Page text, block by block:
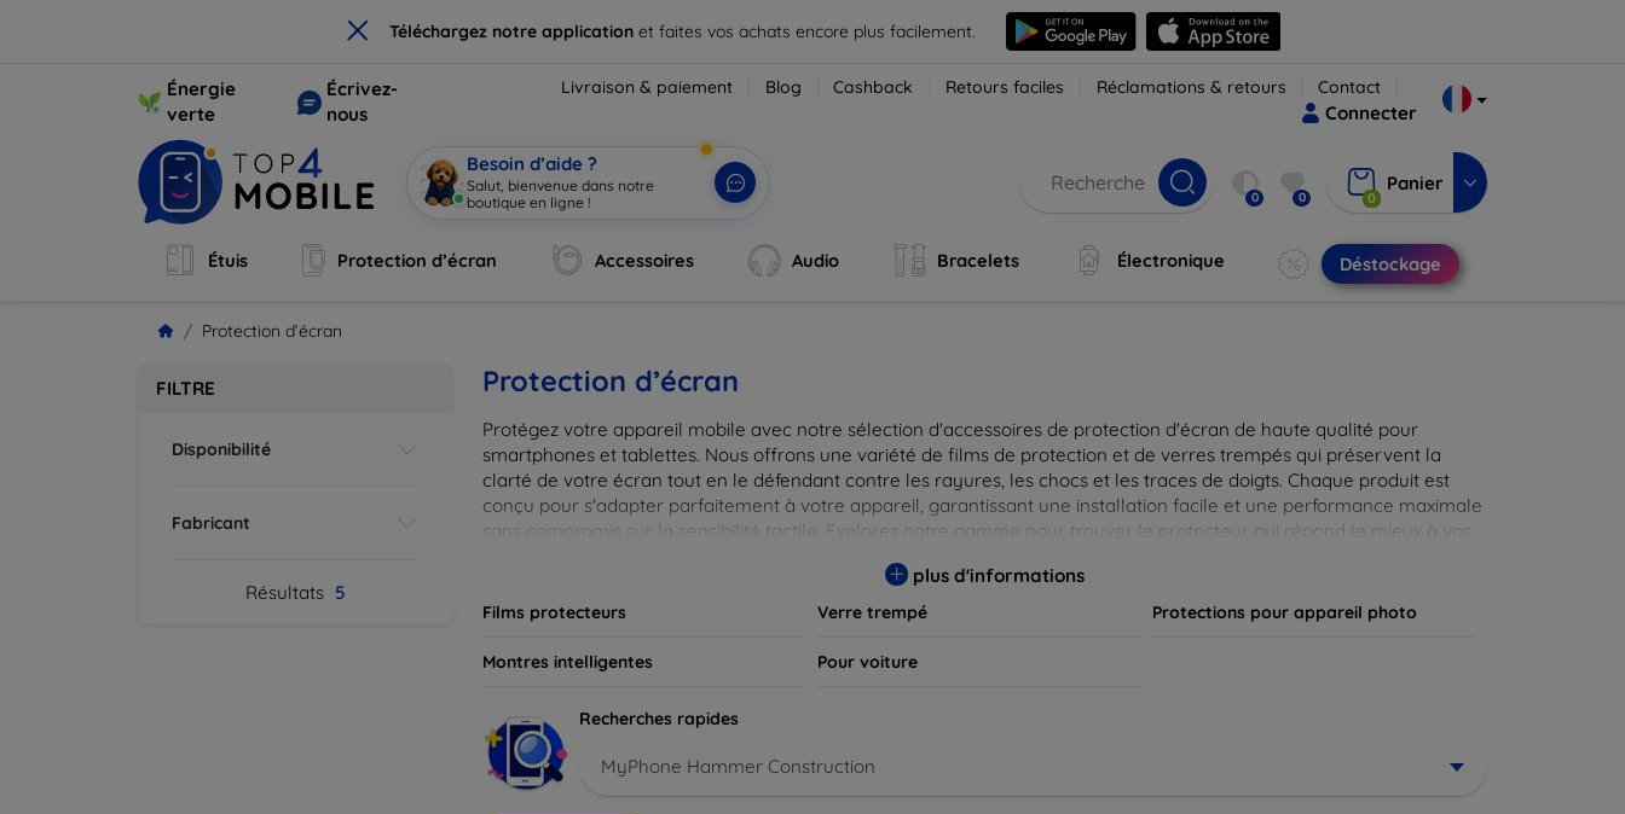
× Téléchargez notre application et faites vos achats encore plus facilement.
Énergie
verte
Écrivez-
nous
Livraison & paiement Blog Cashback Retours faciles Réclamations & retours Contact
Connecter
Besoin d’aide ?
Salut, bienvenue dans notre
boutique en ligne !
0 0 0
Panier
Étuis Protection d’écran Accessoires Audio Bracelets Électronique Déstockage
Protection d’écran
FILTRE
Disponibilité
Fabricant
Résultats 5
Protection d’écran
Protégez votre appareil mobile avec notre sélection d'accessoires de protection d'écran de haute qualité pour
smartphones et tablettes. Nous offrons une variété de films de protection et de verres trempés qui préservent la
clarté de votre écran tout en le défendant contre les rayures, les chocs et les traces de doigts. Chaque produit est
conçu pour s'adapter parfaitement à votre appareil, garantissant une installation facile et une performance maximale
sans compromis sur la sensibilité tactile. Explorez notre gamme pour trouver le protecteur qui répond le mieux à vos
plus d'informations
Films protecteurs Verre trempé Protections pour appareil photo
Montres intelligentes Pour voiture
Recherches rapides
MyPhone Hammer Construction